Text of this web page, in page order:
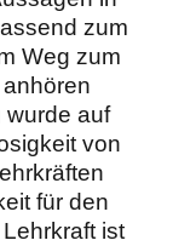
zum
Weg zum
wurde auf
von
für den
ist